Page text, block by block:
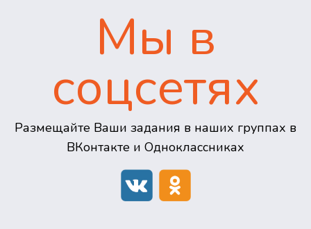
Мы в
соцсетях
Размещайте Ваши задания в наших группах в
ВКонтакте и Одноклассниках